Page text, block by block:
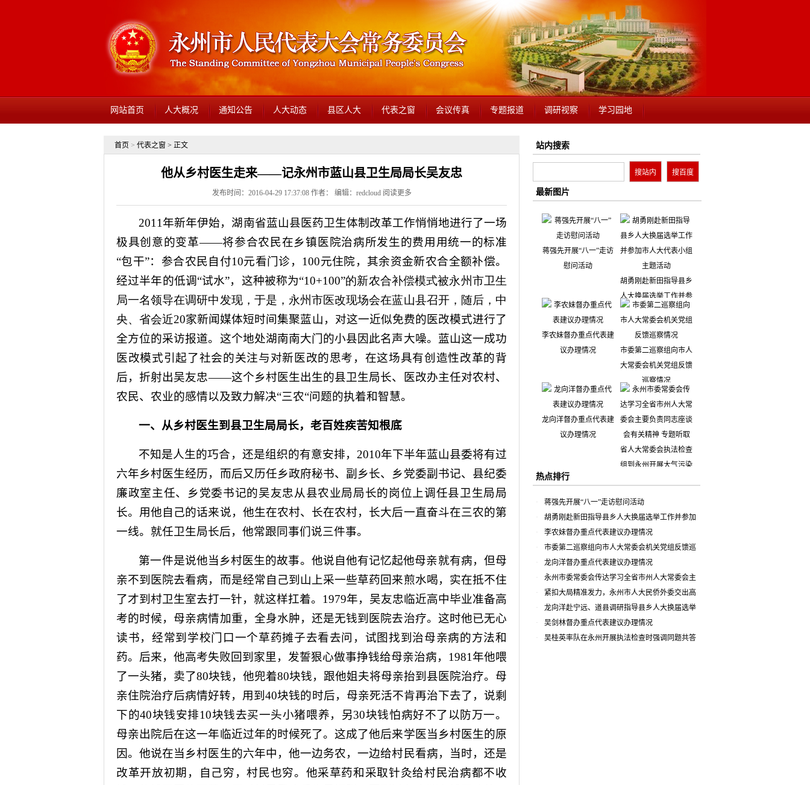
网站首页 人大概况 通知公告 人大动态 县区人大 代表之窗 会议传真 专题报道 调研视察 学习园地
首页 > 代表之窗 > 正文
他从乡村医生走来——记永州市蓝山县卫生局局长吴友忠
发布时间：2016-04-29 17:37:08 作者： 编辑：redcloud 阅读更多
2011年新年伊始，湖南省蓝山县医药卫生体制改革工作悄悄地进行了一场
极具创意的变革——将参合农民在乡镇医院治病所发生的费用用统一的标准
“包干”：参合农民自付10元看门诊， 100元住院，其余资金新农合全额补偿。
经过半年的低调“试水”，这种被称为“10+100”的新农合补偿模式被永州市卫生
局一名领导在调研中发现，于是，永州市医改现场会在蓝山县召开，随后，中
央、省会近20家新闻媒体短时间集聚蓝山，对这一近似免费的医改模式进行了
全方位的采访报道。这个地处湖南南大门的小县因此名声大噪。蓝山这一成功
医改模式引起了社会的关注与对新医改的思考，在这场具有创造性改革的背
后，折射出吴友忠——这个乡村医生出生的县卫生局长、医改办主任对农村、
农民、农业的感情以及致力解决“三农“问题的执着和智慧。
一、从乡村医生到县卫生局局长，老百姓疾苦知根底
不知是人生的巧合，还是组织的有意安排， 2010年下半年蓝山县委将有过
六年乡村医生经历，而后又历任乡政府秘书、副乡长、乡党委副书记、县纪委
廉政室主任、乡党委书记的吴友忠从县农业局局长的岗位上调任县卫生局局
长。用他自己的话来说，他生在农村、长在农村，长大后一直奋斗在三农的第
一线。就任卫生局长后，他常跟同事们说三件事。
第一件是说他当乡村医生的故事。他说自他有记忆起他母亲就有病，但母
亲不到医院去看病，而是经常自己到山上采一些草药回来煎水喝，实在抵不住
了才到村卫生室去打一针，就这样扛着。 1979年，吴友忠临近高中毕业准备高
考的时候，母亲病情加重，全身水肿，还是无钱到医院去治疗。这时他已无心
读书，经常到学校门口一个草药摊子去看去问，试图找到治母亲病的方法和
药。后来，他高考失败回到家里，发誓狠心做事挣钱给母亲治病， 1981年他喂
了一头猪，卖了80块钱，他兜着80块钱，跟他姐夫将母亲抬到县医院治疗。母
亲住院治疗后病情好转，用到40块钱的时后，母亲死活不肯再治下去了，说剩
下的40块钱安排10块钱去买一头小猪喂养，另30块钱怕病好不了以防万一。
母亲出院后在这一年临近过年的时候死了。这成了他后来学医当乡村医生的原
因。他说在当乡村医生的六年中，他一边务农，一边给村民看病，当时，还是
改革开放初期，自己穷，村民也穷。他采草药和采取针灸给村民治病都不收
站内搜索
最新图片
蒋强先开展“八一”走访
慰问活动
胡勇刚赴新田指导县乡
人大换届选举工作并参
李农妹督办重点代表建
议办理情况
市委第二巡察组向市人
大常委会机关党组反馈
巡察情况
龙向洋督办重点代表建
议办理情况
热点排行
蒋强先开展“八一”走访慰问活动
胡勇刚赴新田指导县乡人大换届选举工作并参加
市人大代表小组主题活动
李农妹督办重点代表建议办理情况
市委第二巡察组向市人大常委会机关党组反馈巡
察情况
龙向洋督办重点代表建议办理情况
永州市委常委会传达学习全省市州人大常委会主
要负责同志座谈会有关精神 专题听取省人大常委会
执法检查组到永州开展大气污染防治相关法律法规
执法检查情况汇报
紧扣大局精准发力，永州市人大民侨外委交出高
质量履职答卷
龙向洋赴宁远、道县调研指导县乡人大换届选举
并督导安全生产工作
吴剑林督办重点代表建议办理情况
吴桂英率队在永州开展执法检查时强调同题共答